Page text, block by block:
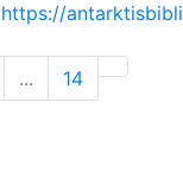
https://
... 14